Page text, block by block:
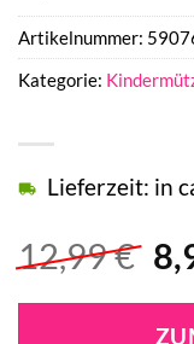
12,99€
Lieferzeit: in
Artikelnummer:
Kategorie: